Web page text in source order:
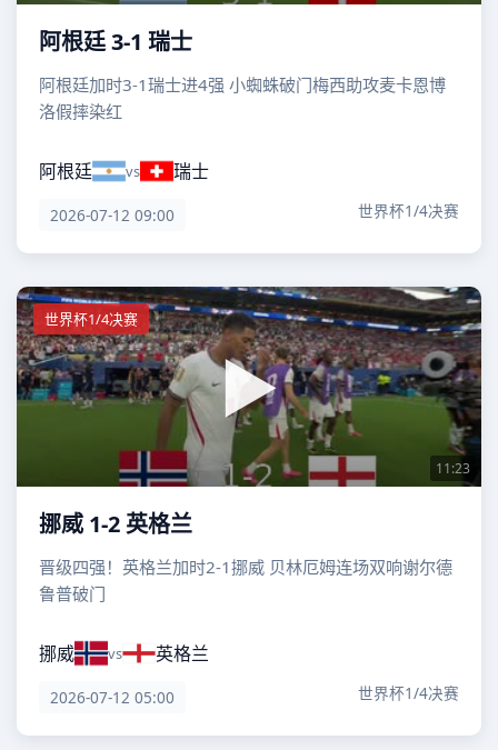
阿根廷 3-1 瑞士
阿根廷加时3-1瑞士进4强 小蜘蛛破门梅西助攻麦卡恩博
洛假摔染红
阿根廷 vs 瑞士
2026-07-12 09:00 世界杯1/4决赛
世界杯1/4决赛
11:23
挪威 1-2 英格兰
晋级四强！英格兰加时2-1挪威 贝林厄姆连场双响谢尔德
鲁普破门
挪威 vs 英格兰
2026-07-12 05:00 世界杯1/4决赛